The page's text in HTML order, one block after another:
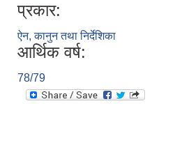
प्रकार:
ऐन, कानुन तथा निर्देशिका
आर्थिक वर्ष:
78/79